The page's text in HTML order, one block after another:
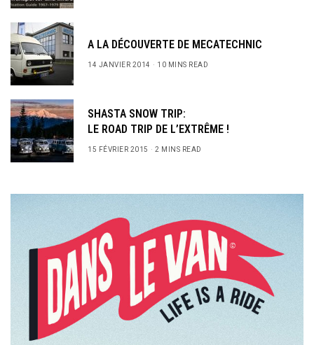
A LA DÉCOUVERTE DE MECATECHNIC
14 JANVIER 2014 10 MINS READ
SHASTA SNOW TRIP:
LE ROAD TRIP DE L’EXTRÊME !
15 FÉVRIER 2015 2 MINS READ